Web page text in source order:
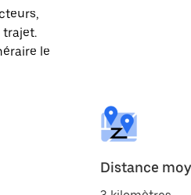
trajet.
le
Distance